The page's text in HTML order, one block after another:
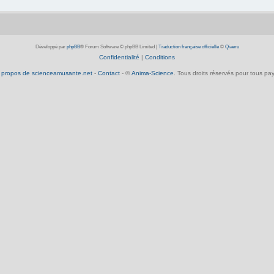
Développé par phpBB® Forum Software © phpBB Limited Traduction française officielle© Qiaeru
Confidentialité | Conditions
propos de scienceamusante.net- Contact- © Anima-Science . Tous droits réservés pour tous